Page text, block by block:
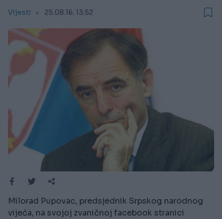
Vijesti 25.08.16. 13:52
Milorad Pupovac, predsjednik Srpskog narodnog
vijeća, na svojoj zvaničnoj facebook stranici